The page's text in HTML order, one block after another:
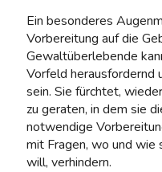
Ein besonderes
Vorbereitung auf die
Gewaltüberlebende
Vorfeld
sein. Sie fürchtet,
zu geraten, in dem sie
notwendige
mit Fragen, wo und wie
will, verhindern.